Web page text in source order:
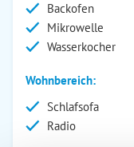
Backofen
Mikrowelle
Wasserkocher
Wohnbereich:
Schlafsofa
Radio